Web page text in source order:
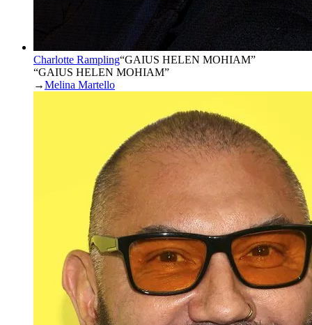
Charlotte Rampling“GAIUS HELEN MOHIAM”
“GAIUS HELEN MOHIAM”
→Melina Martello